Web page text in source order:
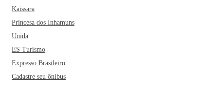
Kaissara
Princesa dos Inhamuns
Unida
ES Turismo
Expresso Brasileiro
Cadastre seu ônibus